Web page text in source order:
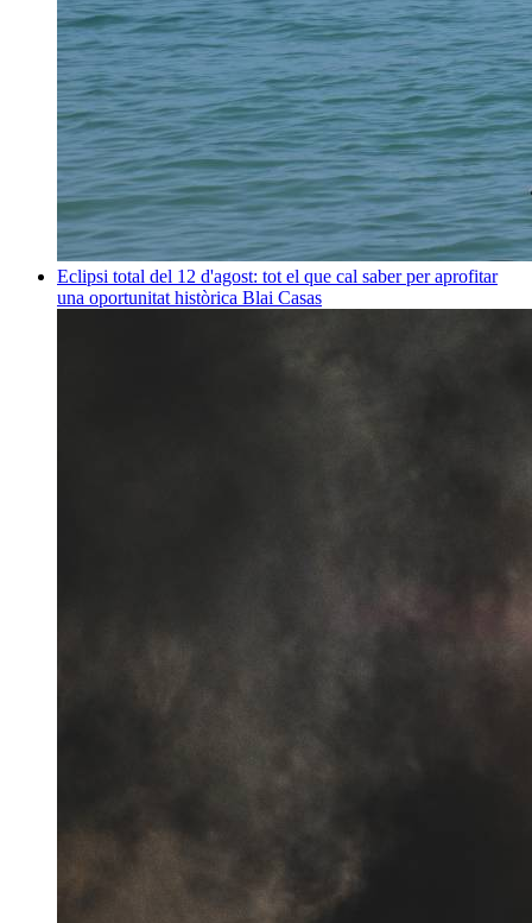
Eclipsi total del 12 d'agost: tot el que cal saber per aprofitar
una oportunitat històrica Blai Casas